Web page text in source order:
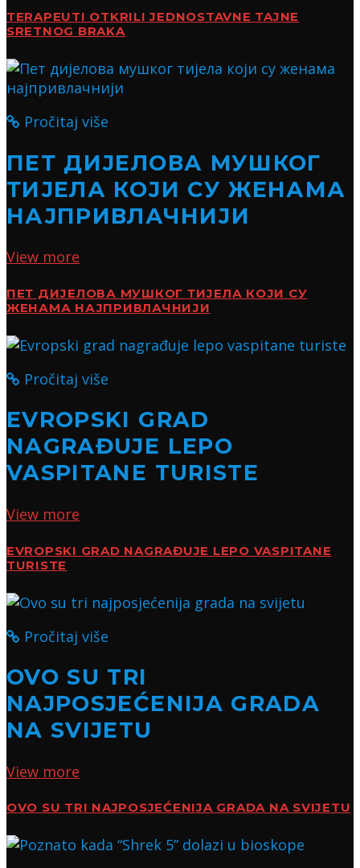
TERAPEUTI OTKRILI JEDNOSTAVNE TAJNE
SRETNOG BRAKA
Pročitaj više
ПЕТ ДИЈЕЛОВА МУШКОГ
ТИЈЕЛА КОЈИ СУ ЖЕНАМА
НАЈПРИВЛАЧНИЈИ
View more
ПЕТ ДИЈЕЛОВА МУШКОГ ТИЈЕЛА КОЈИ СУ
ЖЕНАМА НАЈПРИВЛАЧНИЈИ
Pročitaj više
EVROPSKI GRAD
NAGRAĐUJE LEPO
VASPITANE TURISTE
View more
EVROPSKI GRAD NAGRAĐUJE LEPO VASPITANE
TURISTE
Pročitaj više
OVO SU TRI
NAJPOSJEĆENIJA GRADA
NA SVIJETU
View more
OVO SU TRI NAJPOSJEĆENIJA GRADA NA SVIJETU